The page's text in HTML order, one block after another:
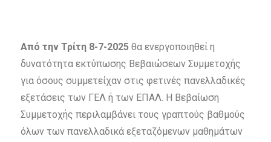
Από την Τρίτη 8-7-2025θα ενεργοποιηθεί η
δυνατότητα εκτύπωσης Βεβαιώσεων Συμμετοχής
για όσους συμμετείχαν στις φετινές πανελλαδικές
εξετάσεις των ΓΕΛ ή των ΕΠΑΛ. Η Βεβαίωση
Συμμετοχής περιλαμβάνει τους γραπτούς βαθμούς
όλων των πανελλαδικά εξεταζόμενων μαθημάτων